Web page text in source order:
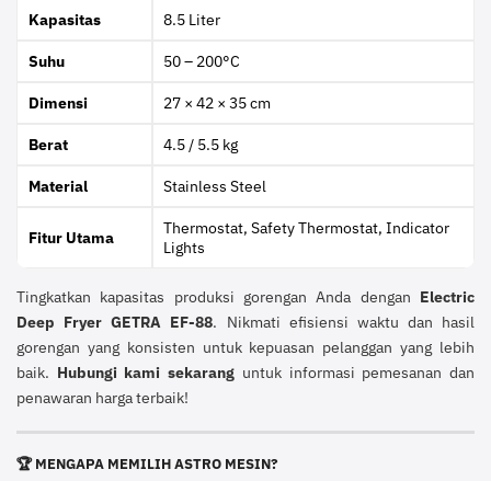
Kapasitas 8.5 Liter
Suhu 50 – 200°C
Dimensi 27 × 42 × 35 cm
Berat 4.5 / 5.5 kg
Material Stainless Steel
Fitur Utama
Thermostat, Safety Thermostat, Indicator
Lights
Tingkatkan kapasitas produksi gorengan Anda dengan Electric
Deep Fryer GETRA EF-88. Nikmati efisiensi waktu dan hasil
gorengan yang konsisten untuk kepuasan pelanggan yang lebih
baik. Hubungi kami sekarang untuk informasi pemesanan dan
penawaran harga terbaik!
🏆 MENGAPA MEMILIH ASTRO MESIN?